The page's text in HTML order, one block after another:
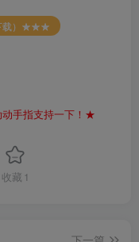
载）★★★
手指支持一下！★
收藏 1